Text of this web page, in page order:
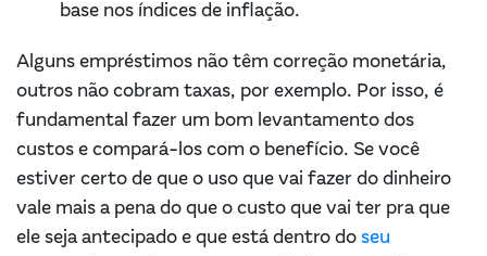
base nos índices de inflação.
Alguns empréstimos não têm correção monetária,
outros não cobram taxas, por exemplo. Por isso, é
fundamental fazer um bom levantamento dos
custos e compará-los com o benefício. Se você
estiver certo de que o uso que vai fazer do dinheiro
vale mais a pena do que o custo que vai ter pra que
ele seja antecipado e que está dentro do seu